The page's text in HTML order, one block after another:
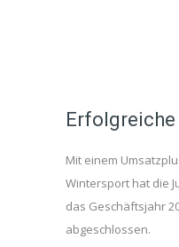
Mit einem
Wintersport hat die
das Geschäftsjahr
abgeschlossen.